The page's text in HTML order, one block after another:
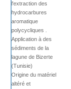
l'extraction des
hydrocarbures
aromatique
polycycliques .
Application à des
sédiments de la
lagune de Bizerte
(Tunisie)
Origine du matériel
altéré et